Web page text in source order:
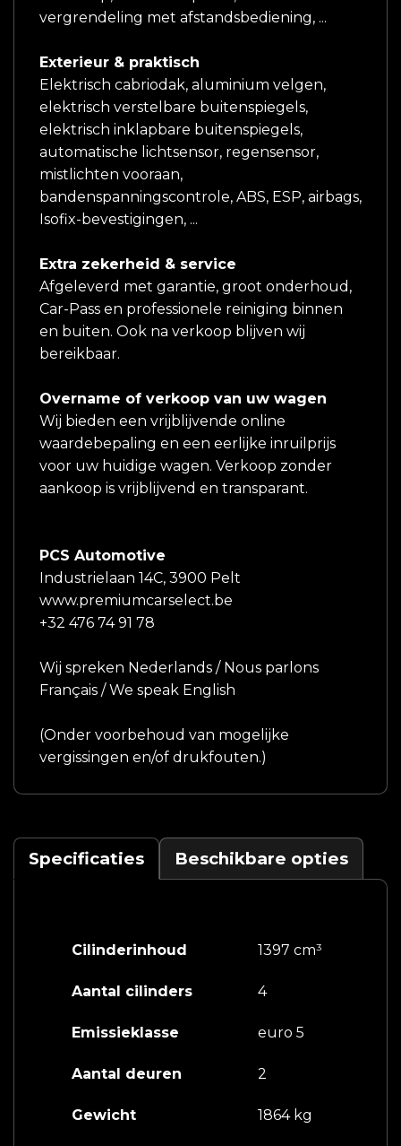
vergrendeling met afstandsbediening, ...
Exterieur & praktisch
Elektrisch cabriodak, aluminium velgen,
elektrisch verstelbare buitenspiegels,
elektrisch inklapbare buitenspiegels,
automatische lichtsensor, regensensor,
mistlichten vooraan,
bandenspanningscontrole, ABS, ESP, airbags,
Isofix-bevestigingen, ...
Extra zekerheid & service
Afgeleverd met garantie, groot onderhoud,
Car-Pass en professionele reiniging binnen
en buiten. Ook na verkoop blijven wij
bereikbaar.
Overname of verkoop van uw wagen
Wij bieden een vrijblijvende online
waardebepaling en een eerlijke inruilprijs
voor uw huidige wagen. Verkoop zonder
aankoop is vrijblijvend en transparant.
PCS Automotive
Industrielaan 14C, 3900 Pelt
www.premiumcarselect.be
+32 476 74 91 78
Wij spreken Nederlands / Nous parlons
Français / We speak English
(Onder voorbehoud van mogelijke
vergissingen en/of drukfouten.)
Specificaties Beschikbare opties
Cilinderinhoud 1397 cm³
Aantal cilinders 4
Emissieklasse euro 5
Aantal deuren 2
Gewicht 1864 kg